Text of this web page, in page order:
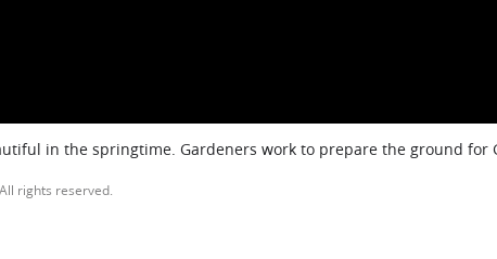
in the springtime. Gardeners work to prepare the ground for
rights reserved.